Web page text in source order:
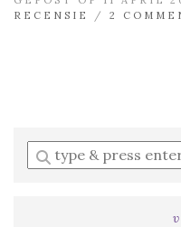
RECENSIE
/ 2
Enter
a